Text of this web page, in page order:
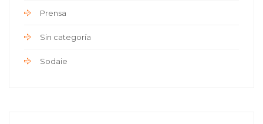
Prensa
Sin categoría
Sodaie